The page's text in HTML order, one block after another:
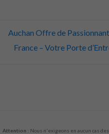
Auchan Offre de
France – Votre Porte
Attention : Nous n'exigeons en aucun cas